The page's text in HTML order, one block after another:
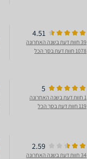
4.51
39 חוות דעת בשנה האחרונה
1078 חוות דעת בסך הכל
5
1 חוות דעת בשנה האחרונה
119 חוות דעת בסך הכל
2.59
34 חוות דעת בשנה האחרונה